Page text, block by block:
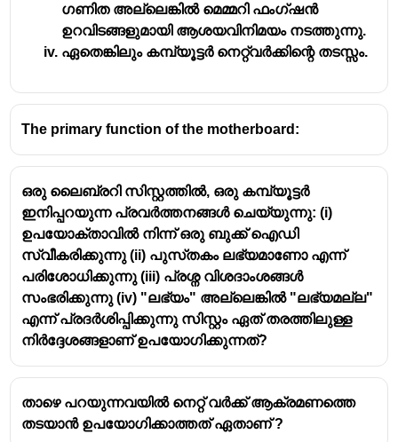
ഗണിത അല്ലെങ്കിൽ മെമ്മറി ഫംഗ്ഷൻ
ഉറവിടങ്ങളുമായി ആശയവിനിമയം നടത്തുന്നു.
ഏതെങ്കിലും കമ്പ്യൂട്ടർ നെറ്റ്വർക്കിന്റെ തടസ്സം.
The primary function of the motherboard:
ഒരു ലൈബ്രറി സിസ്റ്റത്തിൽ, ഒരു കമ്പ്യൂട്ടർ
ഇനിപ്പറയുന്ന പ്രവർത്തനങ്ങൾ ചെയ്യുന്നു: (i)
ഉപയോക്താവിൽ നിന്ന് ഒരു ബുക്ക് ഐഡി
സ്വീകരിക്കുന്നു (ii) പുസ്‌തകം ലഭ്യമാണോ എന്ന്
പരിശോധിക്കുന്നു (iii) പ്രശ്ന വിശദാംശങ്ങൾ
സംഭരിക്കുന്നു (iv) "ലഭ്യം" അല്ലെങ്കിൽ "ലഭ്യമല്ല"
എന്ന് പ്രദർശിപ്പിക്കുന്നു സിസ്റ്റം ഏത് തരത്തിലുള്ള
നിർദ്ദേശങ്ങളാണ് ഉപയോഗിക്കുന്നത്?
താഴെ പറയുന്നവയിൽ നെറ്റ് വർക്ക് ആക്രമണത്തെ
തടയാൻ ഉപയോഗിക്കാത്തത് ഏതാണ് ?